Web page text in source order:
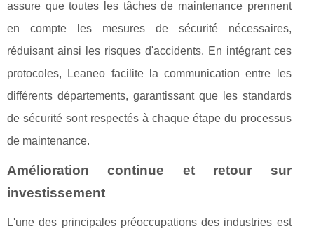
assure que toutes les tâches de maintenance prennent
en compte les mesures de sécurité nécessaires,
réduisant ainsi les risques d'accidents. En intégrant ces
protocoles, Leaneo facilite la communication entre les
différents départements, garantissant que les standards
de sécurité sont respectés à chaque étape du processus
de maintenance.
Amélioration continue et retour sur
investissement
L'une des principales préoccupations des industries est